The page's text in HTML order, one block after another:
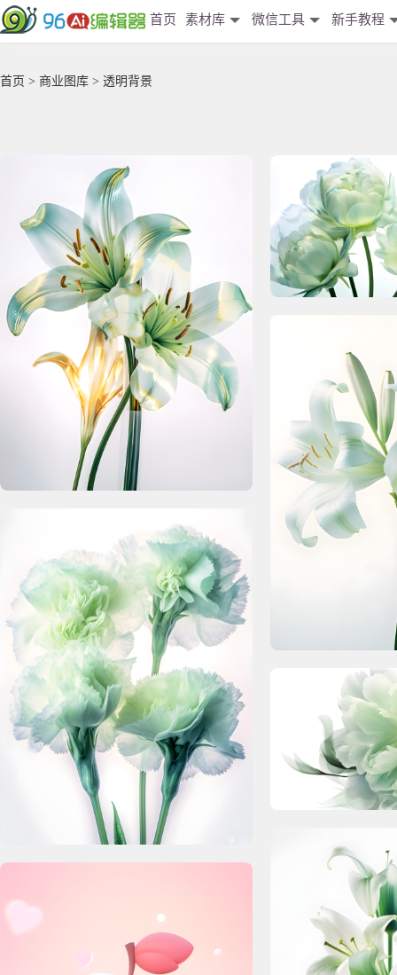
首页 素材库 微信工具 新手教程
首页 > 商业图库 > 透明背景